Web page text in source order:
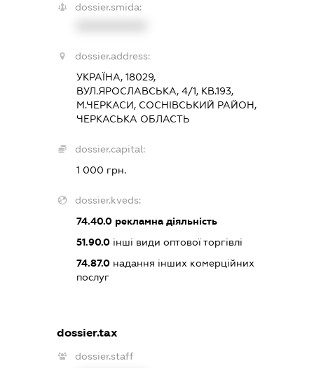
dossier.smida:
dossier.address:
УКРАЇНА, 18029,
ВУЛ.ЯРОСЛАВСЬКА, 4/1, КВ.193,
М.ЧЕРКАСИ, СОСНІВСЬКИЙ РАЙОН,
ЧЕРКАСЬКА ОБЛАСТЬ
dossier.capital:
1 000 грн.
dossier.kveds:
74.40.0рекламна діяльність
51.90.0інші види оптової торгівлі
74.87.0надання інших комерційних
послуг
dossier.tax
dossier.staff